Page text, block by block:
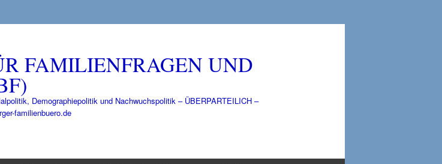
FAMILIENFRAGEN UND
Demographiepolitik und Nachwuchspolitik – ÜBERPARTEILICH –
familienbuero.de